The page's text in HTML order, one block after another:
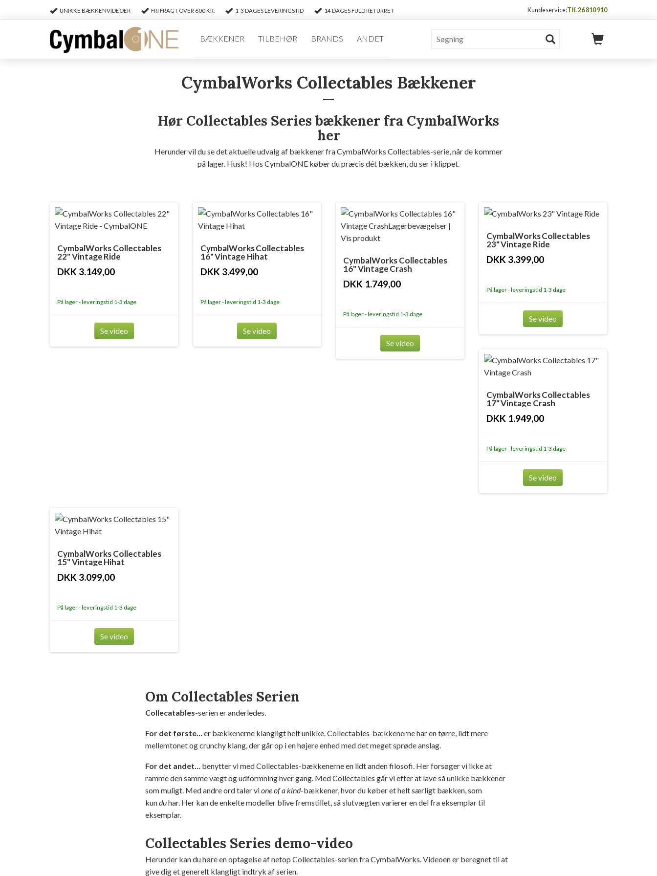
UNIKKE BÆKKENVIDEOER FRI FRAGT OVER 600 KR. 1-3 DAGES LEVERINGSTID 14 DAGES FULD RETURRET Kundeservice:Tlf. 26 810 910
BÆKKENER TILBEHØR BRANDS ANDET
CymbalWorks Collectables Bækkener
Hør Collectables Series bækkener fra CymbalWorks
her
Herunder vil du se det aktuelle udvalg af bækkener fra CymbalWorks Collectables-serie, når de kommer
på lager. Husk! Hos CymbalONE køber du præcis dét bækken, du ser i klippet.
CymbalWorks Collectables
22" Vintage Ride
DKK 3.149,00
På lager - leveringstid 1-3 dage
Se video
CymbalWorks Collectables
16" Vintage Hihat
DKK 3.499,00
På lager - leveringstid 1-3 dage
Se video
CymbalWorks Collectables
16" Vintage Crash
DKK 1.749,00
På lager - leveringstid 1-3 dage
Se video
CymbalWorks Collectables
23" Vintage Ride
DKK 3.399,00
På lager - leveringstid 1-3 dage
Se video
CymbalWorks Collectables
17" Vintage Crash
DKK 1.949,00
På lager - leveringstid 1-3 dage
Se video
CymbalWorks Collectables
15" Vintage Hihat
DKK 3.099,00
På lager - leveringstid 1-3 dage
Se video
Om Collectables Serien
Collecatables-serien er anderledes.
For det første…er bækkenerne klangligt helt unikke. Collectables-bækkenerne har en tørre, lidt mere
mellemtonet og crunchy klang, der går op i en højere enhed med det meget sprøde anslag.
For det andet… benytter vi med Collectables-bækkenerne en lidt anden filosofi. Her forsøger vi ikke at
ramme den samme vægt og udformning hver gang. Med Collectables går vi efter at lave så unikke bækkener
som muligt. Med andre ord taler vione of a kind-bækkener, hvor du køber et helt særligt bækken, som
kunduhar. Her kan de enkelte modeller blive fremstillet, så slutvægten varierer en del fra eksemplar til
eksemplar.
Collectables Series demo-video
Herunder kan du høre en optagelse af netop Collectables-serien fra CymbalWorks. Videoen er beregnet til at
give dig et generelt klangligt indtryk af serien.